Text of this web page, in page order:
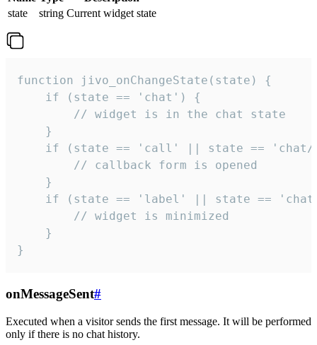
state
string Current widget state
function jivo_onChangeState(state) {
    if (state == 'chat') {
        // widget is in the chat state
    }
if (state == 'call' || state ==
        // callback form is opened
    }
if (state == 'label' || state ==
        // widget is minimized
    }
}
onMessageSent#
Executed when a visitor sends the first message. It will be performed
only if there is no chat history.